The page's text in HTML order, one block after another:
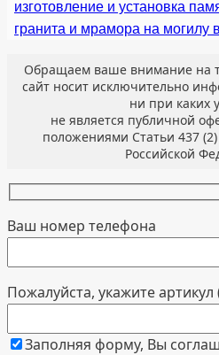
изготовление и установка
гранита и мрамора на могилу
Обращаем ваше внимание на
сайт носит исключительно
ни при каких
не является публичной
положениями Статьи 437 (2)
Российской
Ваш номер телефона
Пожалуйста, укажите
Заполняя форму, Вы